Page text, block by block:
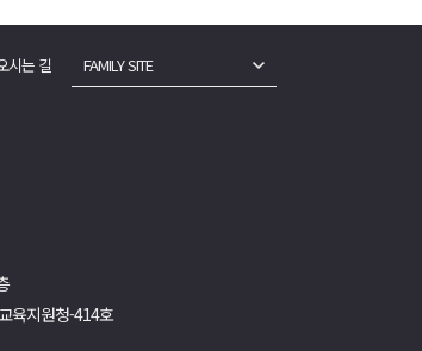
시는 길 FAMILY SITE
육지원청-414호